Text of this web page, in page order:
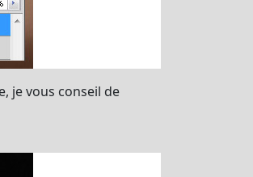
je vous conseil de